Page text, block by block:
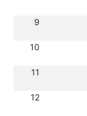
9
10
11
12